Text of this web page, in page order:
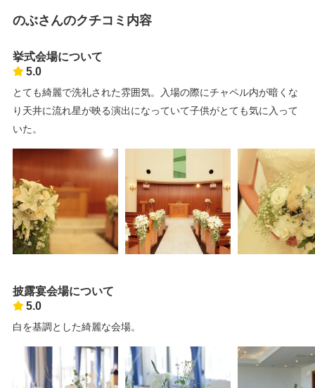
のぶさんのクチコミ内容
挙式会場について
5.0
とても綺麗で洗礼された雰囲気。入場の際にチャペル内が暗くな
り天井に流れ星が映る演出になっていて子供がとても気に入って
いた。
披露宴会場について
5.0
白を基調とした綺麗な会場。